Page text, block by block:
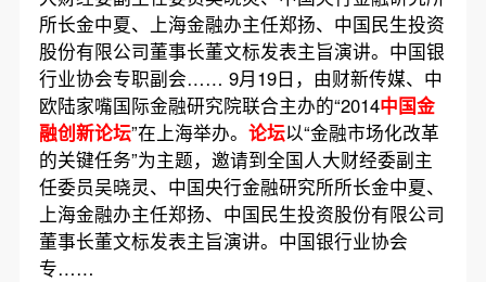
所长金中夏、上海金融办主任郑扬、中国民生投资
股份有限公司董事长董文标发表主旨演讲。中国银
行业协会专职副会…… 9月19日，由财新传媒、中
欧陆家嘴国际金融研究院联合主办的“2014中国金
融创新论坛”在上海举办。 论坛以“金融市场化改革
的关键任务”为主题，邀请到全国人大财经委副主
任委员吴晓灵、中国央行金融研究所所长金中夏、
上海金融办主任郑扬、中国民生投资股份有限公司
董事长董文标发表主旨演讲。中国银行业协会
专……